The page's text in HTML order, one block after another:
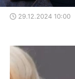
29.12.2024 10:00